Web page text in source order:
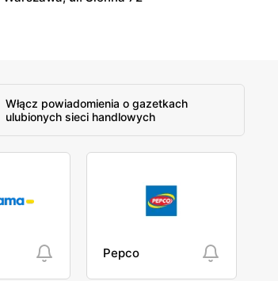
Włącz powiadomienia o gazetkach
ulubionych sieci handlowych
Pepco